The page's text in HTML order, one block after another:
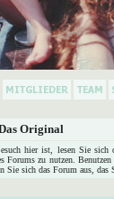
Original
hier ist, lesen Sie
Forums zu nutzen. Benutzen
Sie sich das Forum aus,